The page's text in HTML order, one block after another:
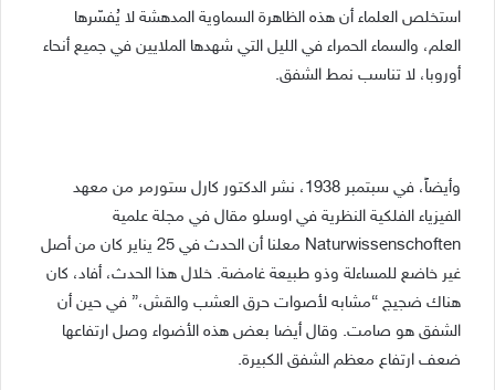
استخلص العلماء أن هذه الظاهرة السماوية المدهشة لا يُفسّرها
العلم، والسماء الحمراء في الليل التي شهدها الملايين في جميع أنحاء
أوروبا، لا تناسب نمط الشفق.
وأيضاً، في سبتمبر 1938، نشر الدكتور كارل ستورمر من معهد
الفيزياء الفلكية النظرية في اوسلو مقال في مجلة علمية
Naturwissenschoften معلنا أن الحدث في 25 يناير كان من أصل
غير خاضع للمساءلة وذو طبيعة غامضة. خلال هذا الحدث، أفاد، كان
هناك ضجيج “مشابه لأصوات حرق العشب والقش،” في حين أن
الشفق هو صامت. وقال أيضا بعض هذه الأضواء وصل ارتفاعها
ضعف ارتفاع معظم الشفق الكبيرة.